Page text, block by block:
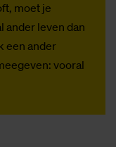
moet je
ander leven dan
een ander
vooral